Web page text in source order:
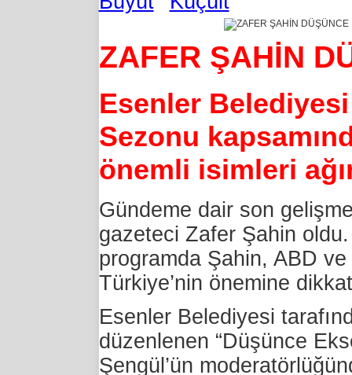
ZAFER ŞAHİN
Esenler
Sezonu
önemli isimleri
Gündeme dair son
gazeteci Zafer Şahin
programda Şahin, ABD
Türkiye’nin önemine
Esenler Belediyesi
düzenlenen “Düşünce
Şengül’ün